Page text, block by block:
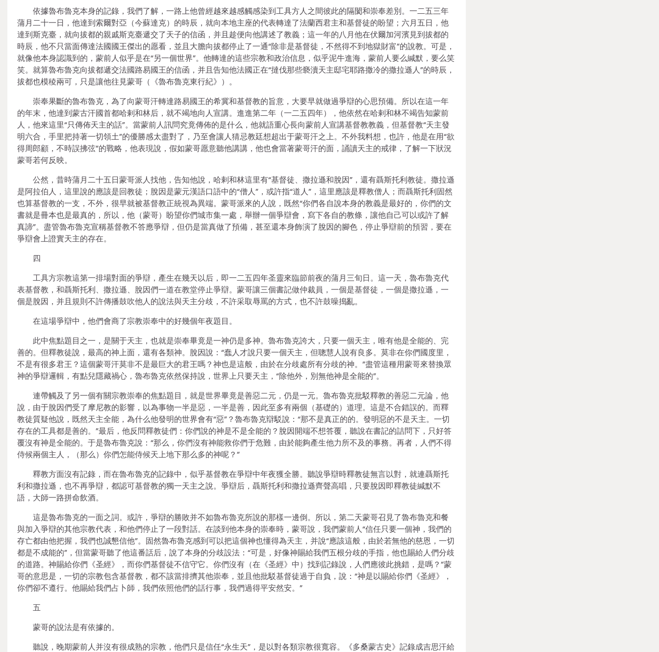
依據魯布魯克本身的記錄，我們了解，一路上他曾經越來越感觸感染到工具方人之間彼此的隔閡和崇奉差別。一二五三年
蒲月二十一日，他達到索爾對亞（今蘇達克）的時辰，就向本地主座的代表轉達了法蘭西君主和基督徒的盼望；六月五日，他
達到斯克臺，就向拔都的親戚斯克臺遞交了天子的信函，并且趁便向他講述了教義；這一年的八月他在伏爾加河濱見到拔都的
時辰，他不只當面傳達法國國王傑出的愿看，並且大膽向拔都停止了一通“除非是基督徒，不然得不到地獄財富”的說教。可是，
就像他本身認識到的，蒙前人似乎是在“另一個世界”。他轉達的這些宗教和政治信息，似乎泥牛進海，蒙前人要么緘默，要么笑
笑。就算魯布魯克向拔都遞交法國路易國王的信函，并且告知他法國正在“撻伐那些褻瀆天主邸宅耶路撒冷的撒拉遜人”的時辰，
拔都也模稜兩可，只是讓他往見蒙哥（《魯布魯克東行紀》）。
崇奉果斷的魯布魯克，為了向蒙哥汗轉達路易國王的希冀和基督教的旨意，大要早就做過爭辯的心思預備。所以在這一年
的年末，他達到蒙古汗國首都哈剌和林后，就不竭地向人宣講。進進第二年（一二五四年），他依然在哈剌和林不竭告知蒙前
人，他來這里“只傳佈天主的話”。當蒙前人訊問究竟傳佈的是什么，他就語重心長向蒙前人宣講基督教教義，但基督教“天主發
明六合，手里把持著一切領土”的優勝感太盡對了，乃至會讓人猜忌教廷想超出于蒙哥汗之上。不外我料想，也許，他是在用“欲
得周郎顧，不時誤拂弦”的戰略，他表現說，假如蒙哥愿意聽他講講，他也會當著蒙哥汗的面，誦讀天主的戒律，了解一下狀況
蒙哥若何反映。
公然，昔時蒲月二十五日蒙哥派人找他，告知他說，哈剌和林這里有“基督徒、撒拉遜和脫因”，還有聶斯托利教徒。撒拉遜
是阿拉伯人，這里說的應該是回教徒；脫因是蒙元漢語口語中的“僧人”，或許指“道人”，這里應該是釋教僧人；而聶斯托利固然
也算基督教的一支，不外，很早就被基督教正統視為異端。蒙哥派來的人說，既然“你們各自說本身的教義是最好的，你們的文
書就是冊本也是最真的，所以，他（蒙哥）盼望你們城市集一處，舉辦一個爭辯會，寫下各自的教條，讓他自己可以或許了解
真諦”。盡管魯布魯克宣稱基督教不答應爭辯，但仍是當真做了預備，甚至還本身飾演了脫因的腳色，停止爭辯前的預習，要在
爭辯會上證實天主的存在。
四
工具方宗教這第一排場對面的爭辯，產生在幾天以后，即一二五四年圣靈來臨節前夜的蒲月三旬日。這一天，魯布魯克代
表基督教，和聶斯托利、撒拉遜、脫因們一道在教堂停止爭辯。蒙哥讓三個書記做仲裁員，一個是基督徒，一個是撒拉遜，一
個是脫因，并且規則不許傳播鼓吹他人的說法與天主分歧，不許采取辱罵的方式，也不許鼓噪搗亂。
在這場爭辯中，他們會商了宗教崇奉中的好幾個年夜題目。
此中焦點題目之一，是關于天主，也就是崇奉畢竟是一神仍是多神。魯布魯克誇大，只要一個天主，唯有他是全能的、完
善的。但釋教徒說，最高的神上面，還有各類神。脫因說：“蠢人才說只要一個天主，但聰慧人說有良多。莫非在你們國度里，
不是有很多君王？這個蒙哥汗莫非不是最巨大的君王嗎？神也是這般，由於在分歧處所有分歧的神。”盡管這種用蒙哥來替換眾
神的爭辯邏輯，有點兒隱藏禍心，魯布魯克依然保持說，世界上只要天主，“除他外，別無他神是全能的”。
連帶觸及了另一個有關宗教崇奉的焦點題目，就是世界畢竟是善惡二元，仍是一元。魯布魯克批駁釋教的善惡二元論，他
說，由于脫因們受了摩尼教的影響，以為事物一半是惡，一半是善，因此至多有兩個（基礎的）道理。這是不合錯誤的。而釋
教徒質疑他說，既然天主全能，為什么他發明的世界會有“惡”？魯布魯克辯駁說：“那不是真正的的。發明惡的不是天主。一切
存在的工具都是善的。”最后，他反問釋教徒們：你們說的神是不是全能的？脫因開端不想答覆，聽說在書記的詰問下，只好答
覆沒有神是全能的。于是魯布魯克說：“那么，你們沒有神能救你們于危難，由於能夠產生他力所不及的事務。再者，人們不得
侍候兩個主人，（那么）你們怎能侍候天上地下那么多的神呢？”
釋教方面沒有記錄，而在魯布魯克的記錄中，似乎基督教在爭辯中年夜獲全勝。聽說爭辯時釋教徒無言以對，就連聶斯托
利和撒拉遜，也不再爭辯，都認可基督教的獨一天主之說。爭辯后，聶斯托利和撒拉遜齊聲高唱，只要脫因即釋教徒緘默不
語，大師一路拼命飲酒。
這是魯布魯克的一面之詞。或許，爭辯的勝敗并不如魯布魯克所說的那樣一邊倒。所以，第二天蒙哥召見了魯布魯克和餐
與加入爭辯的其他宗教代表，和他們停止了一段對話。在談到他本身的崇奉時，蒙哥說，我們蒙前人“信任只要一個神，我們的
存亡都由他把握，我們也誠懇信他”。固然魯布魯克感到可以把這個神也懂得為天主，并說“應該這般，由於若無他的慈恩，一切
都是不成能的”，但當蒙哥聽了他這番話后，說了本身的分歧設法：“可是，好像神賜給我們五根分歧的手指，他也賜給人們分歧
的道路。神賜給你們《圣經》，而你們基督徒不信守它。你們沒有（在《圣經》中）找到記錄說，人們應彼此挑錯，是嗎？”蒙
哥的意思是，一切的宗教包含基督教，都不該當排擠其他崇奉，並且他批駁基督徒過于自負，說：“神是以賜給你們《圣經》，
你們卻不遵行。他賜給我們占卜師，我們依照他們的話行事，我們過得平安然安。”
五
蒙哥的說法是有依據的。
聽說，晚期蒙前人并沒有很成熟的宗教，他們只是信任“永生天”，是以對各類宗教很寬容。《多桑蒙古史》記錄成吉思汗給